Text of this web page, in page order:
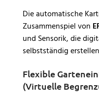
Die automatische
Zusammenspiel von
und Sensorik, die
selbstständig
Flexible
(Virtuelle